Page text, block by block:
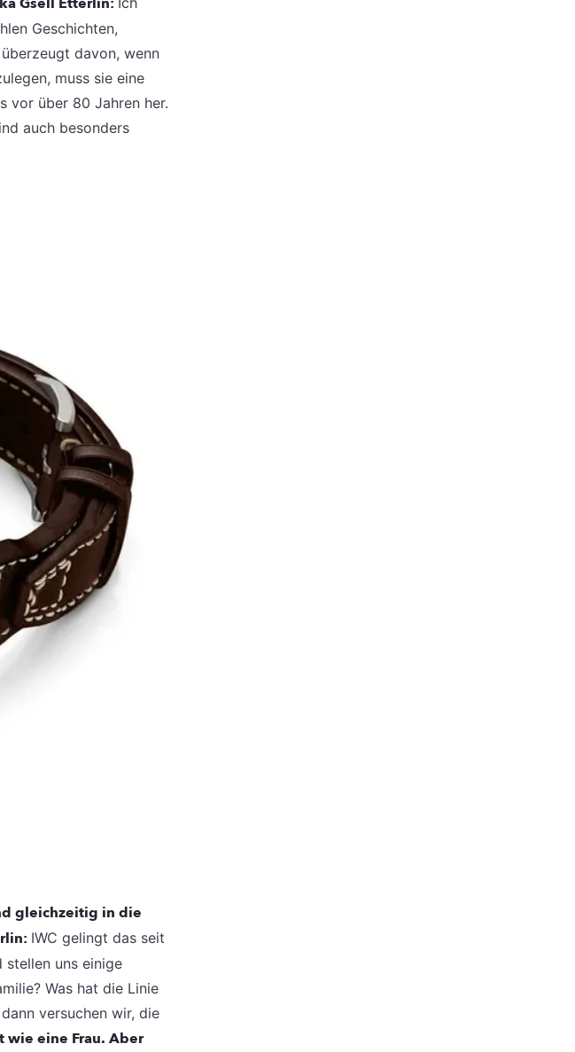
Geschichten,
davon, wenn
muss sie eine
vor über 80 Jahren her.
auch besonders
gleichzeitig in die
IWC gelingt das seit
stellen uns einige
Was hat die Linie
versuchen wir, die
wie eine Frau. Aber